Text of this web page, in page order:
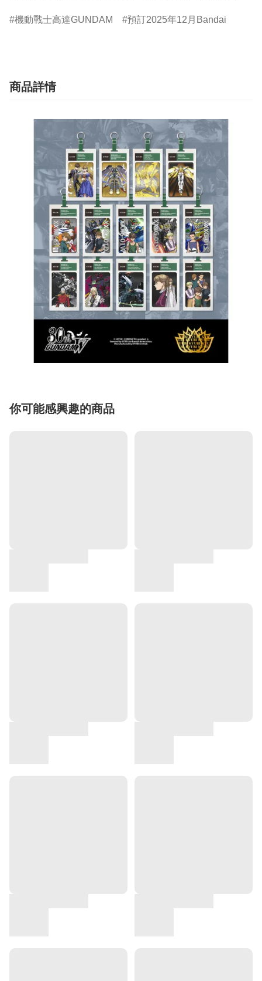
機動戰士高達GUNDAM 預訂2025年12月Bandai
商品詳情
你可能感興趣的商品